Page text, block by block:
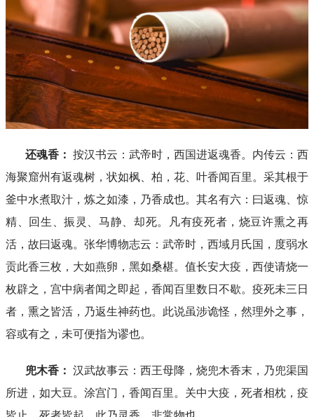
还魂香： 按汉书云：武帝时，西国进返魂香。内传云：西
海聚窟州有返魂树，状如枫、柏，花、叶香闻百里。采其根于
釜中水煮取汁，炼之如漆，乃香成也。其名有六：曰返魂、惊
精、回生、振灵、马静、却死。凡有疫死者，烧豆许熏之再
活，故曰返魂。张华博物志云：武帝时，西域月氏国，度弱水
贡此香三枚，大如燕卵，黑如桑椹。值长安大疫，西使请烧一
枚辟之，宫中病者闻之即起，香闻百里数日不歇。疫死未三日
者，熏之皆活，乃返生神药也。此说虽涉诡怪，然理外之事，
容或有之，未可便指为谬也。
兜木香： 汉武故事云：西王母降，烧兜木香末，乃兜渠国
所进，如大豆。涂宫门，香闻百里。关中大疫，死者相枕，疫